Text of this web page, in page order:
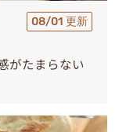
08/01 更新
がたまらない